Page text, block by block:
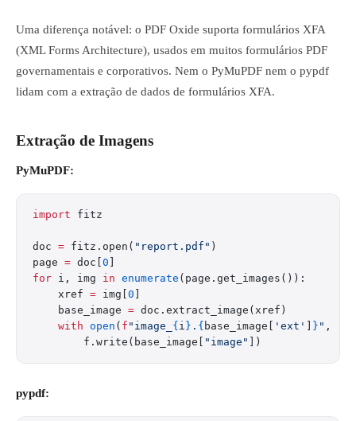
Uma diferença notável: o PDF Oxide suporta formulários XFA
(XML Forms Architecture), usados em muitos formulários PDF
governamentais e corporativos. Nem o PyMuPDF nem o pypdf
lidam com a extração de dados de formulários XFA.
Extração de Imagens
PyMuPDF:
import fitz
doc = fitz.open( "report.pdf" )
page = doc[ 0
for i, img in enumerate (page.get_images()):
    xref
= img[ 0
    base_image
= doc.extract_image(xref)
    with
open ( f "image_ { i } . { base_image[ 'ext' } " ,
        f.write(base_image[
"image" ])
pypdf: